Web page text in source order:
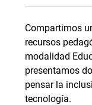
Compartimos
recursos
modalidad
presentamos
pensar la
tecnología.